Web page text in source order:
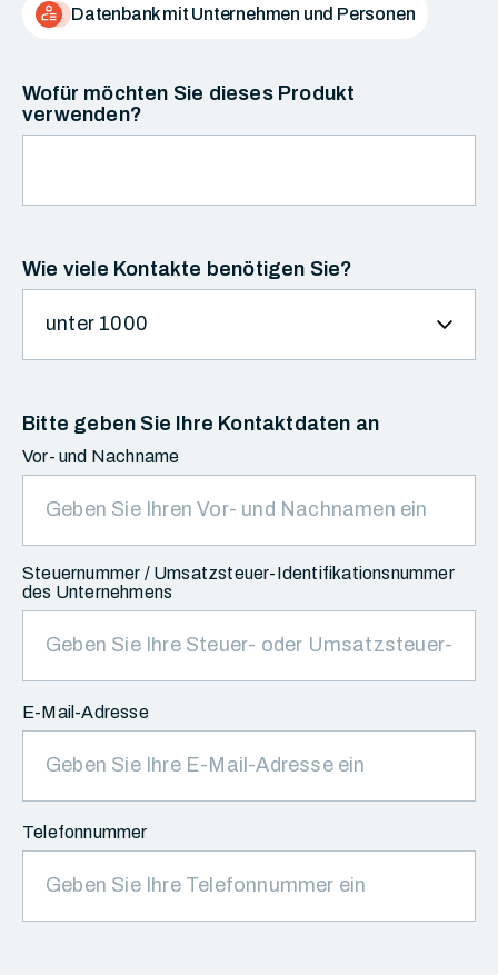
Datenbank mit Unternehmen und Personen
Wofür möchten Sie dieses Produkt
verwenden?
Wie viele Kontakte benötigen Sie?
Bitte geben Sie Ihre Kontaktdaten an
Vor- und Nachname
Steuernummer / Umsatzsteuer-Identifikationsnummer
des Unternehmens
E-Mail-Adresse
Telefonnummer